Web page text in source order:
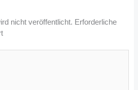
nicht veröffentlicht. Erforderliche